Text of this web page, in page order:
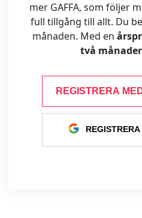
mer GAFFA, som följer
full tillgång till allt. Du
månaden. Med en
två
REGISTRERA